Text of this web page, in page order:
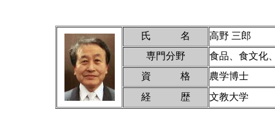
氏 名
高野 三郎
専門分野
食品、食文化
資 格
農学博士
経 歴
文教大学